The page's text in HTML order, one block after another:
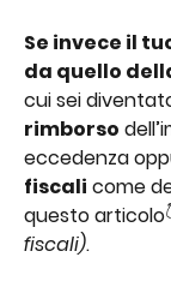
Se invece il
da quello
cui sei
rimborso
eccedenza
fiscali come
questo
fiscali).